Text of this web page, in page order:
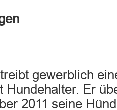
gewerblich
Hundehalter. Er
2011 seine